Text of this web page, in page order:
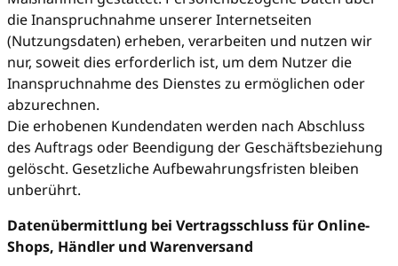
die Inanspruchnahme unserer Internetseiten
(Nutzungsdaten) erheben, verarbeiten und nutzen wir
nur, soweit dies erforderlich ist, um dem Nutzer die
Inanspruchnahme des Dienstes zu ermöglichen oder
abzurechnen.
Die erhobenen Kundendaten werden nach Abschluss
des Auftrags oder Beendigung der Geschäftsbeziehung
gelöscht. Gesetzliche Aufbewahrungsfristen bleiben
unberührt.
Datenübermittlung bei Vertragsschluss für Online-
Shops, Händler und Warenversand